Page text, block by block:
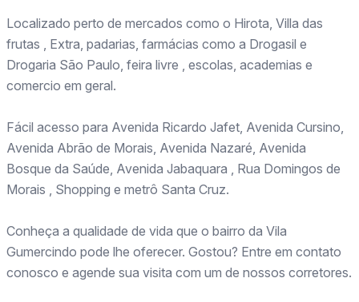
Localizado perto de mercados como o Hirota, Villa das
frutas , Extra, padarias, farmácias como a Drogasil e
Drogaria São Paulo, feira livre , escolas, academias e
comercio em geral.
Fácil acesso para Avenida Ricardo Jafet, Avenida Cursino,
Avenida Abrão de Morais, Avenida Nazaré, Avenida
Bosque da Saúde, Avenida Jabaquara , Rua Domingos de
Morais , Shopping e metrô Santa Cruz.
Conheça a qualidade de vida que o bairro da Vila
Gumercindo pode lhe oferecer. Gostou? Entre em contato
conosco e agende sua visita com um de nossos corretores.